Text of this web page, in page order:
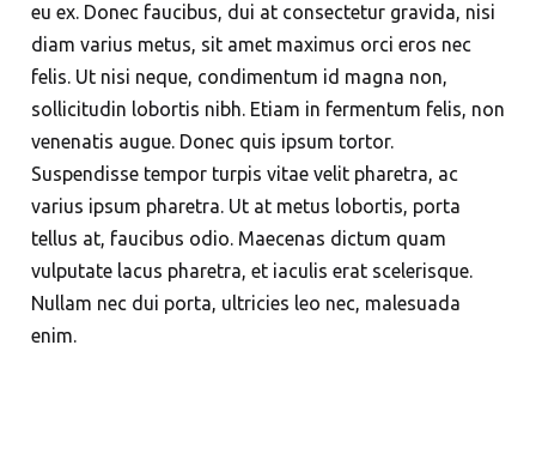
eu ex. Donec faucibus, dui at consectetur gravida, nisi
diam varius metus, sit amet maximus orci eros nec
felis. Ut nisi neque, condimentum id magna non,
sollicitudin lobortis nibh. Etiam in fermentum felis, non
venenatis augue. Donec quis ipsum tortor.
Suspendisse tempor turpis vitae velit pharetra, ac
varius ipsum pharetra. Ut at metus lobortis, porta
tellus at, faucibus odio. Maecenas dictum quam
vulputate lacus pharetra, et iaculis erat scelerisque.
Nullam nec dui porta, ultricies leo nec, malesuada
enim.